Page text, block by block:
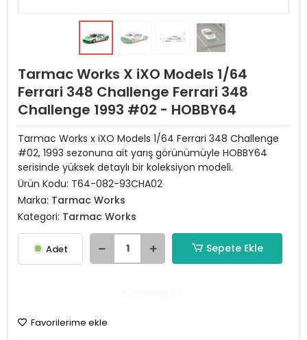
Tarmac Works X iXO Models 1/64
Ferrari 348 Challenge Ferrari 348
Challenge 1993 #02 - HOBBY64
Tarmac Works x iXO Models 1/64 Ferrari 348 Challenge
#02, 1993 sezonuna ait yarış görünümüyle HOBBY64
serisinde yüksek detaylı bir koleksiyon modeli.
Ürün Kodu: T64-082-93CHA02
Marka: Tarmac Works
Kategori: Tarmac Works
Adet Sepete Ekle
Favorilerime ekle